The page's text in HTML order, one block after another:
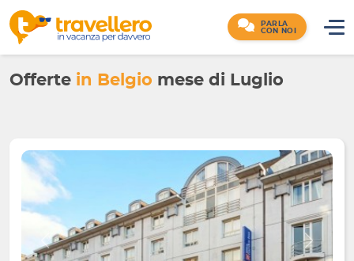
PARLA
CON NOI
Offerte in Belgio mese di Luglio
Indietro Avanti